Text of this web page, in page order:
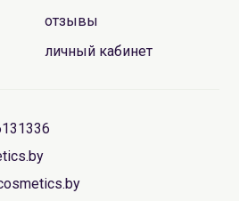
отзывы
личный кабинет